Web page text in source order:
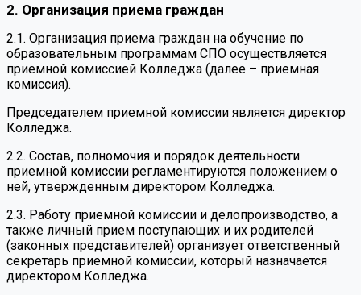
2. Организация приема граждан
2.1. Организация приема граждан на обучение по
образовательным программам СПО осуществляется
приемной комиссией Колледжа (далее – приемная
комиссия).
Председателем приемной комиссии является директор
Колледжа.
2.2. Состав, полномочия и порядок деятельности
приемной комиссии регламентируются положением о
ней, утвержденным директором Колледжа.
2.3. Работу приемной комиссии и делопроизводство, а
также личный прием поступающих и их родителей
(законных представителей) организует ответственный
секретарь приемной комиссии, который назначается
директором Колледжа.